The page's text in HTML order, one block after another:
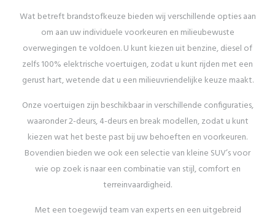
Wat betreft brandstofkeuze bieden wij verschillende opties aan
om aan uw individuele voorkeuren en milieubewuste
overwegingen te voldoen. U kunt kiezen uit benzine, diesel of
zelfs 100% elektrische voertuigen, zodat u kunt rijden met een
gerust hart, wetende dat u een milieuvriendelijke keuze maakt.
Onze voertuigen zijn beschikbaar in verschillende configuraties,
waaronder 2-deurs, 4-deurs en break modellen, zodat u kunt
kiezen wat het beste past bij uw behoeften en voorkeuren.
Bovendien bieden we ook een selectie van kleine SUV’s voor
wie op zoek is naar een combinatie van stijl, comfort en
terreinvaardigheid.
Met een toegewijd team van experts en een uitgebreid